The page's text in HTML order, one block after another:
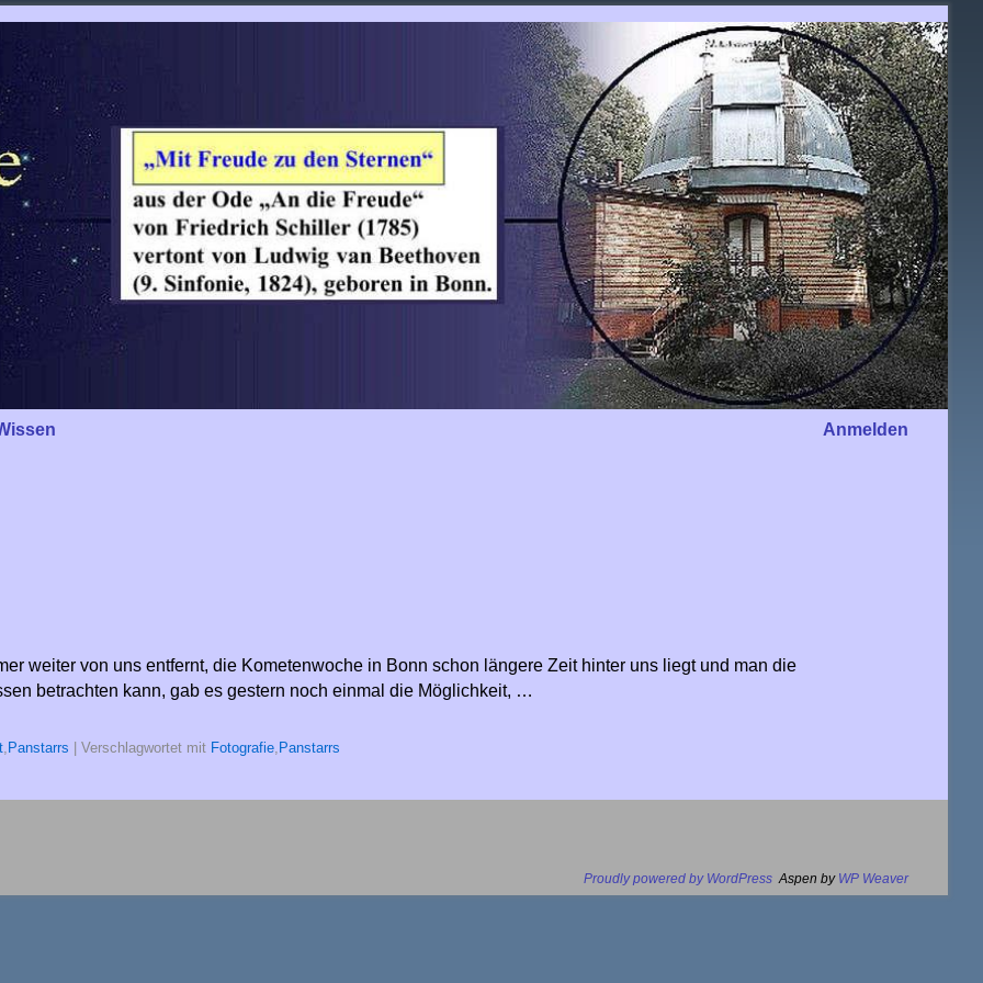
Anmelden
weiter von uns entfernt, die Kometenwoche in Bonn schon längere Zeit hinter uns liegt und man die
betrachten kann, gab es gestern noch einmal die Möglichkeit, …
Panstarrs | Verschlagwortet mit Fotografie Panstarrs
Proudly powered by WordPress Aspen by WP Weaver